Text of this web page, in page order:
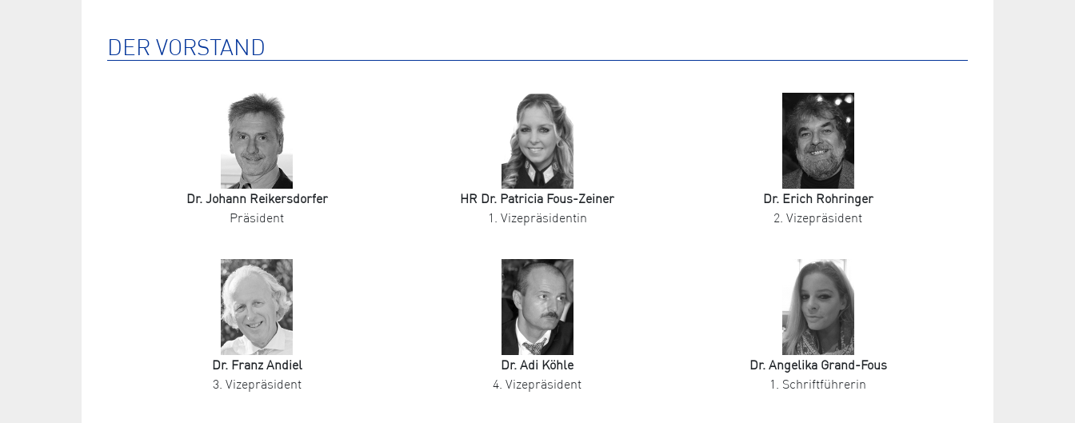
DER VORSTAND
Dr. Johann Reikersdorfer
Präsident
HR Dr. Patricia Fous-Zeiner
1. Vizepräsidentin
Dr. Erich Rohringer
2. Vizepräsident
Dr. Franz Andiel
3. Vizepräsident
Dr. Adi Köhle
4. Vizepräsident
Dr. Angelika Grand-Fous
1. Schriftführerin